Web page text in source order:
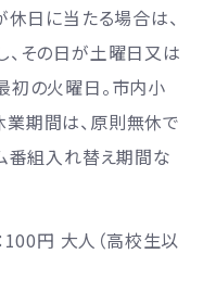
日に当たる場合は、
、その日が土曜日又は
初の火曜日。市内小
期間は、原則無休で
番組入れ替え期間な
100円 大人（高校生以